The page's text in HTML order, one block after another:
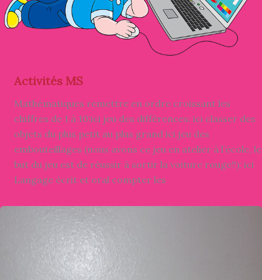
Activités MS
Mathématiques remettre en ordre croissant les
chiffres de 1 à 10:ici jeu des différences: ici classer des
objets du plus petit au plus grand ici jeu des
embouteillages (nous avons ce jeu en atelier à l’école, le
but du jeu est de réussir à sortir la voiture rouge!!): ici
Langage écrit et oral compter les